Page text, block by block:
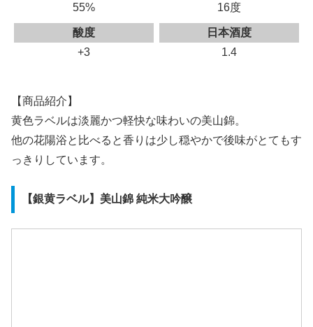
55%
16度
酸度
+3
日本酒度
1.4
【商品紹介】
黄色ラベルは淡麗かつ軽快な味わいの美山錦。
他の花陽浴と比べると香りは少し穏やかで後味がとてもす
っきりしています。
【銀黄ラベル】美山錦 純米大吟醸